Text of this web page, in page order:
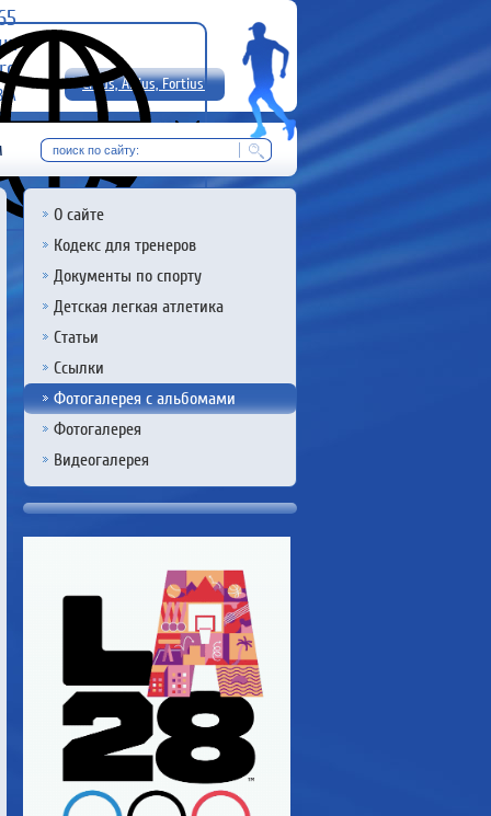
А
Citius, Altius, Fortius!
RU
О сайте
Кодекс для тренеров
Документы по спорту
Детская легкая атлетика
Статьи
Ссылки
Фотогалерея с альбомами
Фотогалерея
Видеогалерея